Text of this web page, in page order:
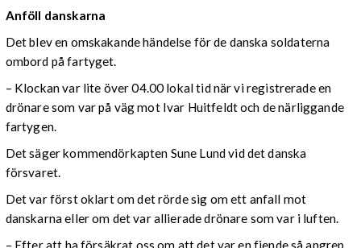
Anföll danskarna
Det blev en omskakande händelse för de danska soldaterna
ombord på fartyget.
– Klockan var lite över 04.00 lokal tid när vi registrerade en
drönare som var på väg mot Ivar Huitfeldt och de närliggande
fartygen.
Det säger kommendörkapten Sune Lund vid det danska
försvaret.
Det var först oklart om det rörde sig om ett anfall mot
danskarna eller om det var allierade drönare som var i luften.